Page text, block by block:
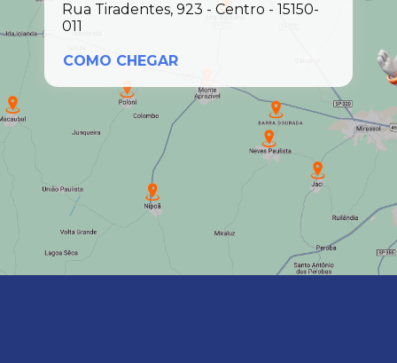
Rua Tiradentes, 923 - Centro - 15150-
011
COMO CHEGAR